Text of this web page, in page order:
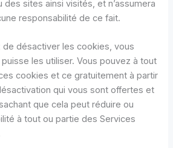
sites ainsi visités, et n’assumera
responsabilité de ce fait.
de désactiver les cookies, vous
les utiliser. Vous pouvez à tout
cookies et ce gratuitement à partir
qui vous sont offertes et
que cela peut réduire ou
à tout ou partie des Services